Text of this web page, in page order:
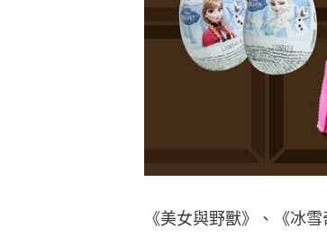
《美女與野獸》、《冰